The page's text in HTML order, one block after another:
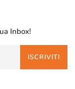
Inbox!
ISCRIVITI